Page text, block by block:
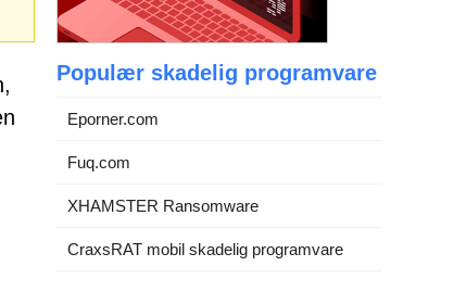
Populær skadelig programvare
Eporner.com
Fuq.com
XHAMSTER Ransomware
CraxsRAT mobil skadelig programvare